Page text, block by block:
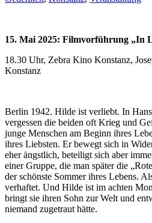
15. Mai 2025: Filmvorführung „In
18.30 Uhr, Zebra Kino Konstanz,
Konstanz
Berlin 1942. Hilde ist verliebt. In
vergessen die beiden oft Krieg und
junge Menschen am Beginn ihres
ihres Liebsten. Er bewegt sich in
eher ängstlich, beteiligt sich aber
einer Gruppe, die man später die
der schönste Sommer ihres Lebens.
verhaftet. Und Hilde ist im achten
bringt sie ihren Sohn zur Welt und
niemand zugetraut hätte.